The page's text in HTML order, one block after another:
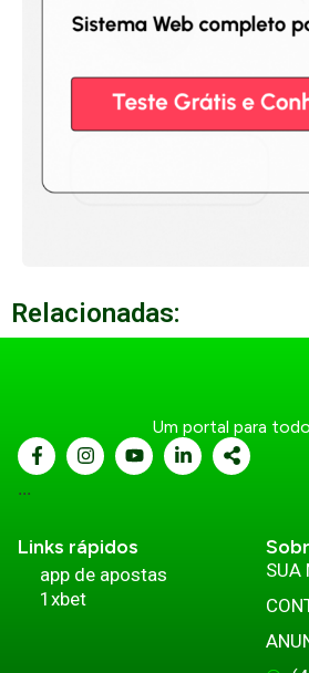
Relacionadas:
Um portal para
...
Links rápidos
app de apostas
1xbet
SUA